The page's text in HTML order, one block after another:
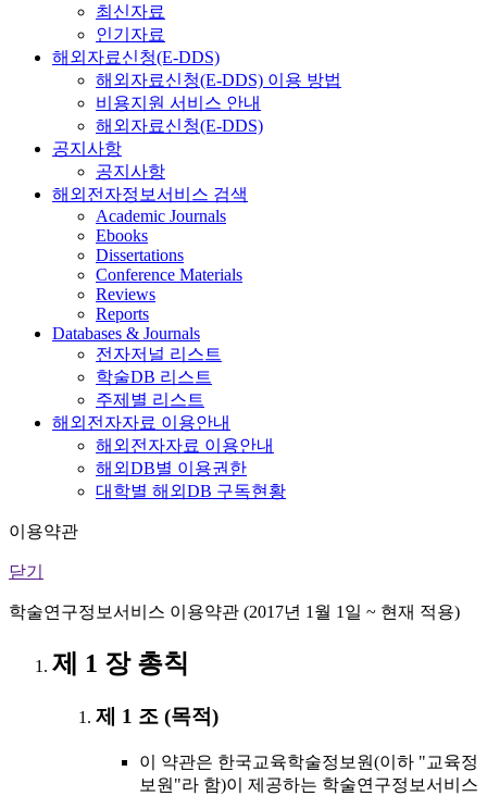
최신자료
인기자료
해외자료신청(E-DDS)
해외자료신청(E-DDS) 이용 방법
비용지원 서비스 안내
해외자료신청(E-DDS)
공지사항
공지사항
해외전자정보서비스 검색
Academic Journals
Ebooks
Dissertations
Conference Materials
Reviews
Reports
Databases & Journals
전자저널 리스트
학술DB 리스트
주제별 리스트
해외전자자료 이용안내
해외전자자료 이용안내
해외DB별 이용권한
대학별 해외DB 구독현황
이용약관
닫기
학술연구정보서비스 이용약관 (2017년 1월 1일 ~ 현재 적용)
제 1 장 총칙
제 1 조 (목적)
이 약관은 한국교육학술정보원(이하 "교육정
보원"라 함)이 제공하는 학술연구정보서비스